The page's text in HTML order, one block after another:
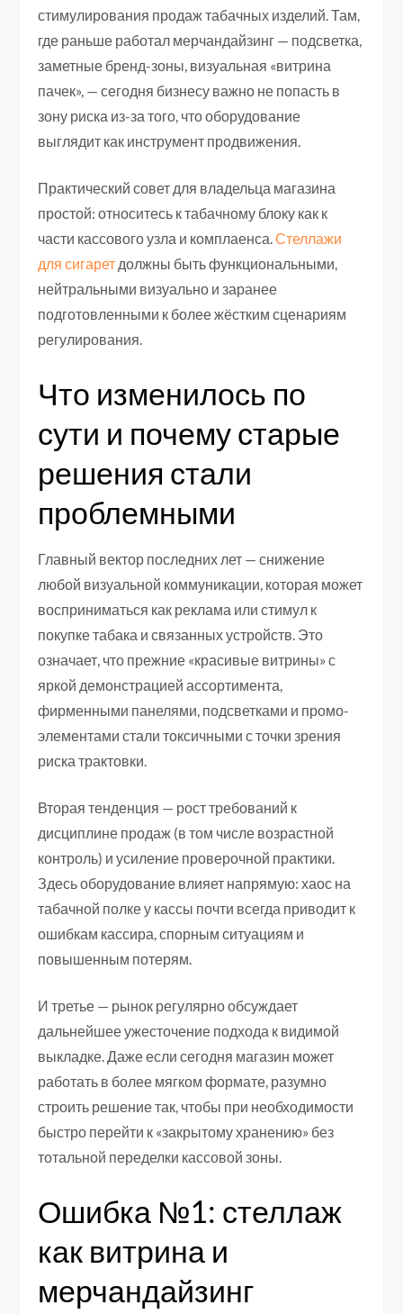
стимулирования продаж табачных изделий. Там,
где раньше работал мерчандайзинг — подсветка,
заметные бренд-зоны, визуальная «витрина
пачек», — сегодня бизнесу важно не попасть в
зону риска из-за того, что оборудование
выглядит как инструмент продвижения.
Практический совет для владельца магазина
простой: относитесь к табачному блоку как к
части кассового узла и комплаенса.Стеллажи
для сигарет должны быть функциональными,
нейтральными визуально и заранее
подготовленными к более жёстким сценариям
регулирования.
Что изменилось по
сути и почему старые
решения стали
проблемными
Главный вектор последних лет — снижение
любой визуальной коммуникации, которая может
восприниматься как реклама или стимул к
покупке табака и связанных устройств. Это
означает, что прежние «красивые витрины» с
яркой демонстрацией ассортимента,
фирменными панелями, подсветками и промо-
элементами стали токсичными с точки зрения
риска трактовки.
Вторая тенденция — рост требований к
дисциплине продаж (в том числе возрастной
контроль) и усиление проверочной практики.
Здесь оборудование влияет напрямую: хаос на
табачной полке у кассы почти всегда приводит к
ошибкам кассира, спорным ситуациям и
повышенным потерям.
И третье — рынок регулярно обсуждает
дальнейшее ужесточение подхода к видимой
выкладке. Даже если сегодня магазин может
работать в более мягком формате, разумно
строить решение так, чтобы при необходимости
быстро перейти к «закрытому хранению» без
тотальной переделки кассовой зоны.
Ошибка №1: стеллаж
как витрина и
мерчандайзинг